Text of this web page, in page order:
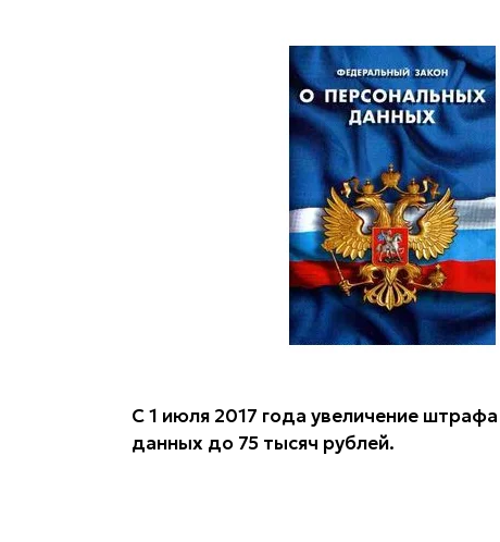
С 1 июля 2017 года увеличение
данных до 75 тысяч рублей.